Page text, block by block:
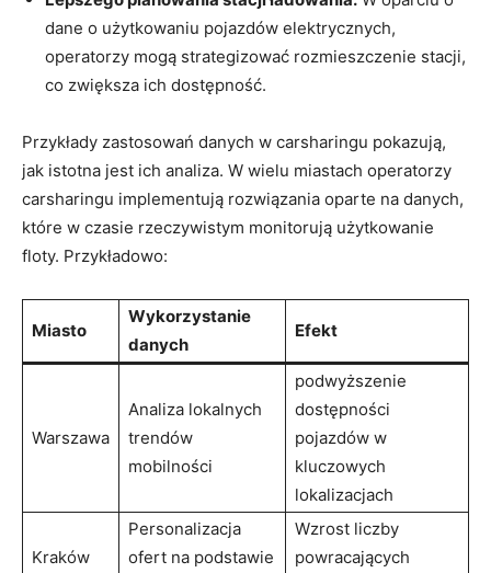
dane o użytkowaniu pojazdów elektrycznych,
operatorzy mogą strategizować rozmieszczenie stacji,
co zwiększa ich dostępność.
Przykłady zastosowań danych w carsharingu pokazują,
jak istotna jest ich analiza. W wielu miastach operatorzy
carsharingu implementują rozwiązania oparte na danych,
które w czasie rzeczywistym monitorują użytkowanie
floty. Przykładowo:
Miasto
Wykorzystanie
danych
Efekt
Warszawa
Analiza lokalnych
trendów
mobilności
podwyższenie
dostępności
pojazdów w
kluczowych
lokalizacjach
Kraków
Personalizacja
ofert na podstawie
Wzrost liczby
powracających